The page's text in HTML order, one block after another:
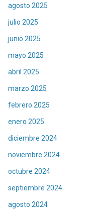
agosto 2025
julio 2025
junio 2025
mayo 2025
abril 2025
marzo 2025
febrero 2025
enero 2025
diciembre 2024
noviembre 2024
octubre 2024
septiembre 2024
agosto 2024